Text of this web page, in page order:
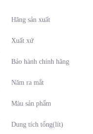
Hãng sản xuất
Xuất xứ
Bảo hành chính hãng
Năm ra mắt
Màu sản phẩm
Dung tích tổng(lít)